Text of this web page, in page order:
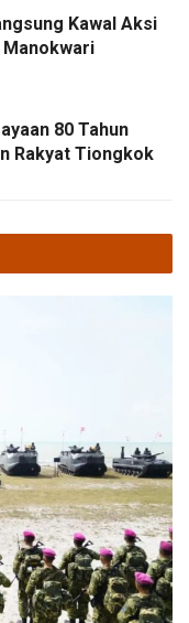
Kawal Aksi
Manokwari
80 Tahun
Rakyat Tiongkok